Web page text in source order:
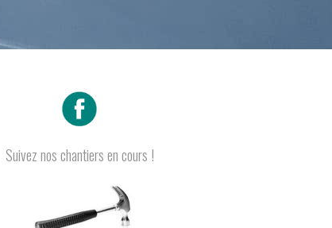
Suivez nos chantiers en cours !